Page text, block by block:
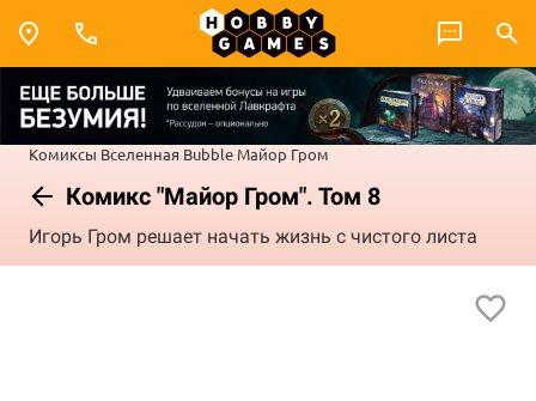
Комиксы Вселенная Bubble Майор Гром
Комикс "Майор Гром". Том 8
Игорь Гром решает начать жизнь с чистого листа